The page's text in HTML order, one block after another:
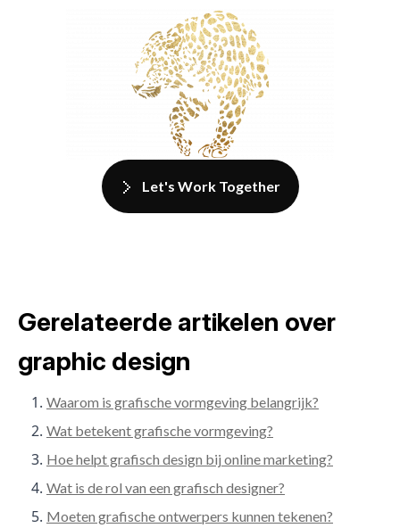
Let's Work Together
Gerelateerde artikelen over
graphic design
Waarom is grafische vormgeving belangrijk?
Wat betekent grafische vormgeving?
Hoe helpt grafisch design bij online marketing?
Wat is de rol van een grafisch designer?
Moeten grafische ontwerpers kunnen tekenen?